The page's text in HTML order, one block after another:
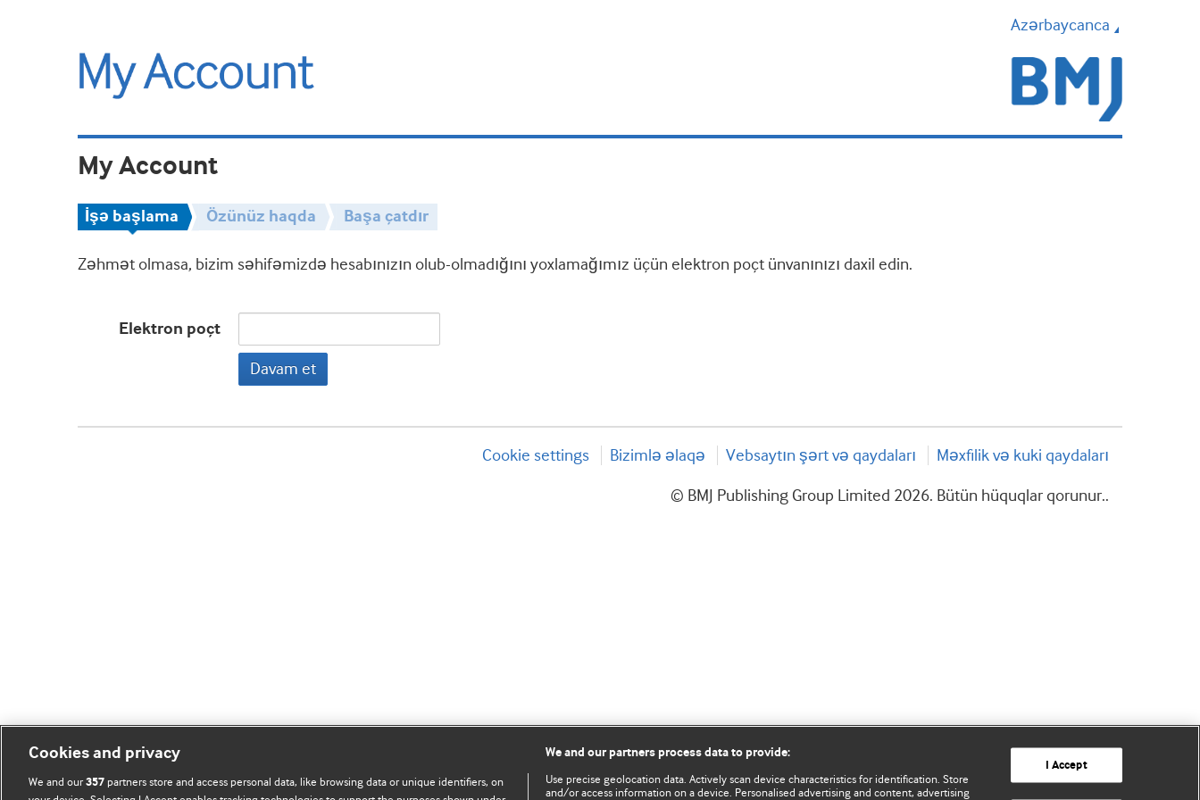
Azərbaycanca
My Account
İşə başlama Özünüz haqda Başa çatdır
Zəhmət olmasa, bizim səhifəmizdə hesabınızın olub-olmadığını yoxlamağımız üçün elektron poçt ünvanınızı daxil edin.
Elektron poçt
Davam et
Cookie settings Bizimlə əlaqə Vebsaytın şərt və qaydaları Məxfilik və kuki qaydaları
© BMJ Publishing Group Limited 2026. Bütün hüquqlar qorunur..
Cookies and privacy
We and our357 partners store and access personal data, like browsing data or unique identifiers, on
We and our partners process data to provide:
Use precise geolocation data. Actively scan device characteristics for identification. Store
and/or access information on a device. Personalised advertising and content, advertising
I Accept